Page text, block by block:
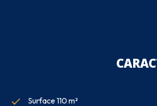
Surface 110 m²